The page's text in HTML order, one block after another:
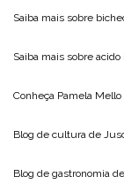
Saiba mais sobre
Saiba mais sobre acido
Conheça Pamela Mello
Blog de cultura de
Blog de gastronomia de